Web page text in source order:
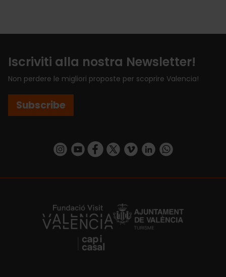
Iscriviti alla nostra Newsletter!
Non perdere le migliori proposte per scoprire Valencia!
Subscribe
https://www.instagram.com/visit_valencia/
https://www.youtube.com/user/
https://www.facebook.com/
https://twitter.com/VisitaValencia
https://vimeo.com/
https://www.linkedin.com/company/turismo-valencia/https://api.whatsapp.com/send/
https://fundacion.visitvalencia.com/